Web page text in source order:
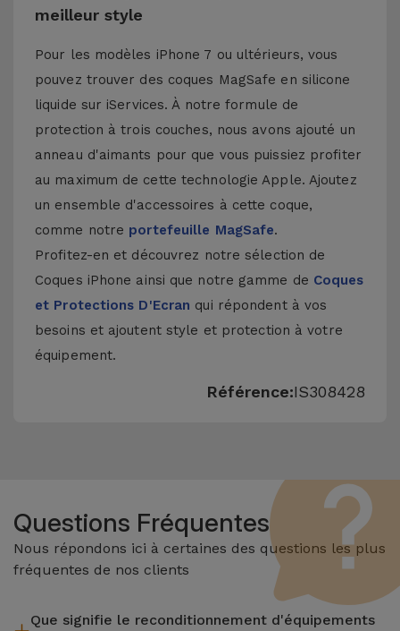
meilleur style
Pour les modèles iPhone 7 ou ultérieurs, vous
pouvez trouver des coques MagSafe en silicone
liquide sur iServices. À notre formule de
protection à trois couches, nous avons ajouté un
anneau d'aimants pour que vous puissiez profiter
au maximum de cette technologie Apple. Ajoutez
un ensemble d'accessoires à cette coque,
comme notre portefeuille MagSafe.
Profitez-en et découvrez notre sélection de
Coques iPhone ainsi que notre gamme de Coques
et Protections D'Ecran qui répondent à vos
besoins et ajoutent style et protection à votre
équipement.
Référence:IS308428
Questions Fréquentes
Nous répondons ici à certaines des questions les plus
fréquentes de nos clients
Que signifie le reconditionnement d'équipements